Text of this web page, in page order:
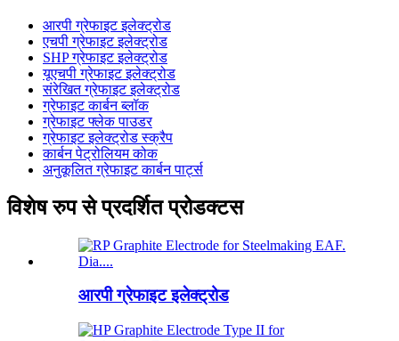
आरपी ग्रेफाइट इलेक्ट्रोड
एचपी ग्रेफाइट इलेक्ट्रोड
SHP ग्रेफाइट इलेक्ट्रोड
यूएचपी ग्रेफाइट इलेक्ट्रोड
संरेखित ग्रेफाइट इलेक्ट्रोड
ग्रेफाइट कार्बन ब्लॉक
ग्रेफाइट फ्लेक पाउडर
ग्रेफाइट इलेक्ट्रोड स्क्रैप
कार्बन पेट्रोलियम कोक
अनुकूलित ग्रेफाइट कार्बन पार्ट्स
विशेष रुप से प्रदर्शित प्रोडक्टस
आरपी ग्रेफाइट इलेक्ट्रोड